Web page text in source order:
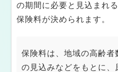
の期間に必要と見込まれ
保険料が決められます。
保険料は、地域の高齢者
の見込みなどをもとに、